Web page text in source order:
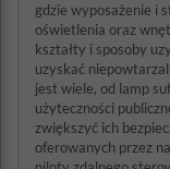
gdzie wyposażenie i
oświetlenia oraz
kształty i sposoby
uzyskać
jest wiele, od lamp
użyteczności
zwiększyć ich
oferowanych przez